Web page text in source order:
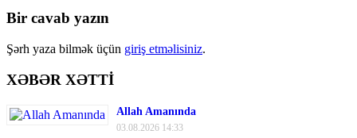
Bir cavab yazın
Şərh yaza bilmək üçün giriş etməlisiniz.
XƏBƏR XƏTTİ
Allah Amanında
03.08.2026 14:33